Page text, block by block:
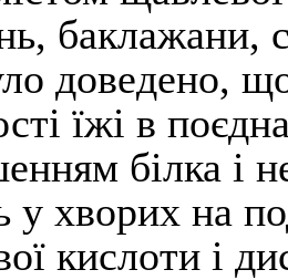
баклажани,
доведено,
їжі в
білка і
у хворих на
кислоти і